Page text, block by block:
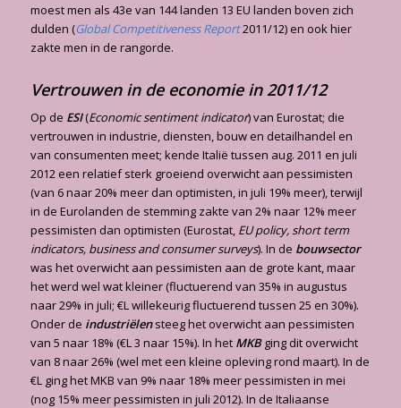
moest men als 43e van 144 landen 13 EU landen boven zich
dulden (Global Competitiveness Report2011/12) en ook hier
zakte men in de rangorde.
Vertrouwen in de economie in 2011/12
Op de ESI(Economic sentiment indicator) van Eurostat; die
vertrouwen in industrie, diensten, bouw en detailhandel en
van consumenten meet; kende Italië tussen aug. 2011 en juli
2012 een relatief sterk groeiend overwicht aan pessimisten
(van 6 naar 20% meer dan optimisten, in juli 19% meer), terwijl
in de Eurolanden de stemming zakte van 2% naar 12% meer
pessimisten dan optimisten (Eurostat, EU policy, short term
indicators, business and consumer surveys). In de bouwsector
was het overwicht aan pessimisten aan de grote kant, maar
het werd wel wat kleiner (fluctuerend van 35% in augustus
naar 29% in juli; €L willekeurig fluctuerend tussen 25 en 30%).
Onder de industriëlensteeg het overwicht aan pessimisten
van 5 naar 18% (€L 3 naar 15%). In het MKBging dit overwicht
van 8 naar 26% (wel met een kleine opleving rond maart). In de
€L ging het MKB van 9% naar 18% meer pessimisten in mei
(nog 15% meer pessimisten in juli 2012). In de Italiaanse